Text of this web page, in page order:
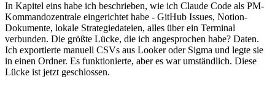
In Kapitel eins habe ich beschrieben, wie ich Claude Code als PM-
Kommandozentrale eingerichtet habe - GitHub Issues, Notion-
Dokumente, lokale Strategiedateien, alles über ein Terminal
verbunden. Die größte Lücke, die ich angesprochen habe? Daten.
Ich exportierte manuell CSVs aus Looker oder Sigma und legte sie
in einen Ordner. Es funktionierte, aber es war umständlich. Diese
Lücke ist jetzt geschlossen.